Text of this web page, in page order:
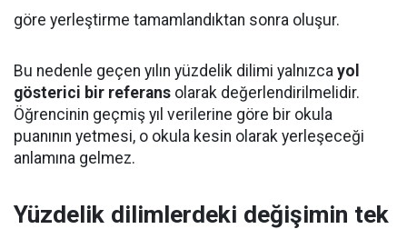
göre yerleştirme tamamlandıktan sonra oluşur.
Bu nedenle geçen yılın yüzdelik dilimi yalnızca yol
gösterici bir referans olarak değerlendirilmelidir.
Öğrencinin geçmiş yıl verilerine göre bir okula
puanının yetmesi, o okula kesin olarak yerleşeceği
anlamına gelmez.
Yüzdelik dilimlerdeki değişimin tek